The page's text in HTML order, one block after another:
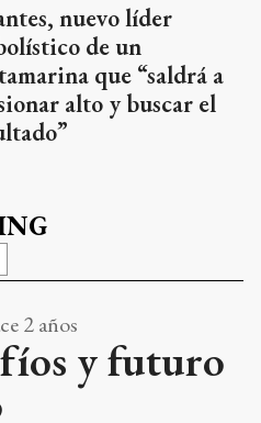
nuevo líder
de un
que “saldrá a
alto y buscar el
2 años
y futuro